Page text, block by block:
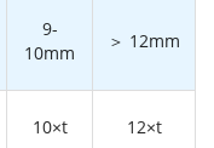
9-
10mm
＞ 12mm
10×t 12×t